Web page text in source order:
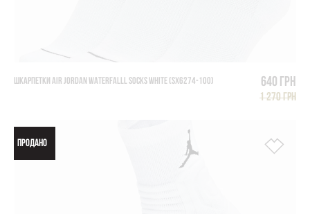
ШКАРПЕТКИ AIR JORDAN WATERFALLl SOCKS WHITE (SX6274-100) 640 грн
1 270 грн
ПРОДАНО